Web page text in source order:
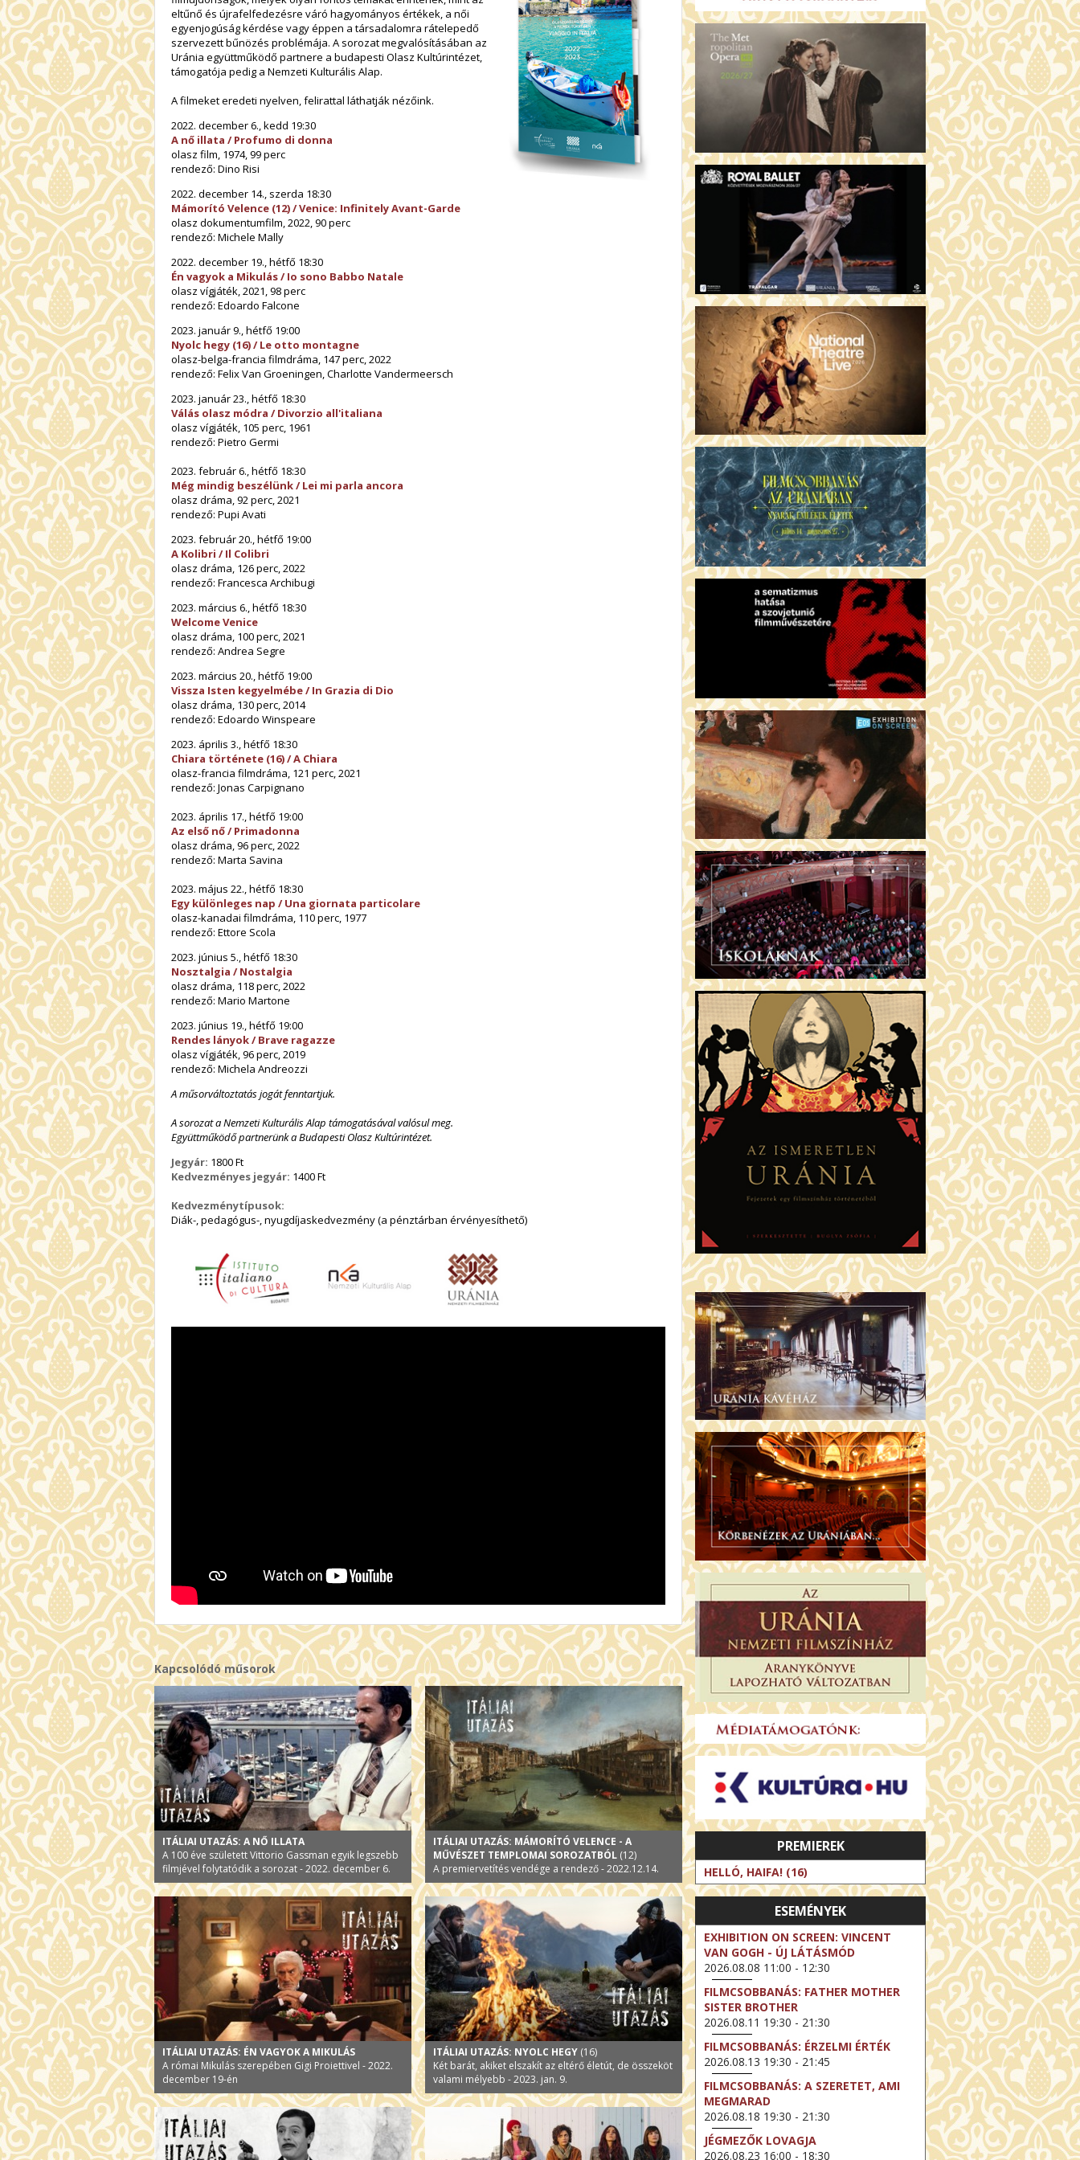
eltűnő és újrafelfedezésre váró hagyományos értékek, a női
egyenjogúság kérdése vagy éppen a társadalomra rátelepedő
szervezett bűnözés problémája. A sorozat megvalósításában az
Uránia együttműködő partnere a budapesti Olasz Kultúrintézet,
támogatója pedig a Nemzeti Kulturális Alap.
A filmeket eredeti nyelven, felirattal láthatják nézőink.
2022. december 6., kedd 19:30
A nő illata / Profumo di donna
olasz film, 1974, 99 perc
rendező: Dino Risi
2022. december 14., szerda 18:30
Mámorító Velence (12) / Venice: Infinitely Avant-Garde
olasz dokumentumfilm, 2022, 90 perc
rendező: Michele Mally
2022. december 19., hétfő 18:30
Én vagyok a Mikulás / Io sono Babbo Natale
olasz vígjáték, 2021, 98 perc
rendező: Edoardo Falcone
2023. január 9., hétfő 19:00
Nyolc hegy (16) / Le otto montagne
olasz-belga-francia filmdráma, 147 perc, 2022
rendező: Felix Van Groeningen, Charlotte Vandermeersch
2023. január 23., hétfő 18:30
Válás olasz módra / Divorzio all'italiana
olasz vígjáték, 105 perc, 1961
rendező: Pietro Germi
2023. február 6., hétfő 18:30
Még mindig beszélünk/ Lei mi parla ancora
olasz dráma, 92 perc, 2021
rendező: Pupi Avati
2023. február 20., hétfő 19:00
A Kolibri / Il Colibri
olasz dráma, 126 perc, 2022
rendező: Francesca Archibugi
2023. március 6., hétfő 18:30
Welcome Venice
olasz dráma, 100 perc, 2021
rendező: Andrea Segre
2023. március 20., hétfő 19:00
Vissza Isten kegyelmébe / In Grazia di Dio
olasz dráma, 130 perc, 2014
rendező: Edoardo Winspeare
2023. április 3., hétfő 18:30
Chiara története (16) / A Chiara
olasz-francia filmdráma, 121 perc, 2021
rendező: Jonas Carpignano
2023. április 17., hétfő 19:00
Az első nő / Primadonna
olasz dráma, 96 perc, 2022
rendező: Marta Savina
2023. május 22., hétfő 18:30
Egy különleges nap / Una giornata particolare
olasz-kanadai filmdráma, 110 perc, 1977
rendező: Ettore Scola
2023. június 5., hétfő 18:30
Nosztalgia / Nostalgia
olasz dráma, 118 perc, 2022
rendező: Mario Martone
2023. június 19., hétfő 19:00
Rendes lányok / Brave ragazze
olasz vígjáték, 96 perc, 2019
rendező: Michela Andreozzi
A műsorváltoztatás jogát fenntartjuk.
A sorozat a Nemzeti Kulturális Alap támogatásával valósul meg.
Együttműködő partnerünk a Budapesti Olasz Kultúrintézet.
Jegyár: 1800 Ft
Kedvezményes jegyár: 1400 Ft
Kedvezménytípusok:
Diák-, pedagógus-, nyugdíjaskedvezmény (a pénztárban érvényesíthető)
Kapcsolódó műsorok
ITÁLIAI UTAZÁS: A NŐ ILLATA
A 100 éve született Vittorio Gassman egyik legszebb
filmjével folytatódik a sorozat - 2022. december 6.
ITÁLIAI UTAZÁS: MÁMORÍTÓ VELENCE - A
MŰVÉSZET TEMPLOMAI SOROZATBÓL (12)
A premiervetítés vendége a rendező - 2022.12.14.
ITÁLIAI UTAZÁS: ÉN VAGYOK A MIKULÁS
A római Mikulás szerepében Gigi Proiettivel - 2022.
december 19-én
ITÁLIAI UTAZÁS: NYOLC HEGY (16)
Két barát, akiket elszakít az eltérő életút, de összeköt
valami mélyebb - 2023. jan. 9.
PREMIEREK
HELLÓ, HAIFA! (16)
ESEMÉNYEK
EXHIBITION ON SCREEN: VINCENT
VAN GOGH - ÚJ LÁTÁSMÓD
2026.08.08 11:00 - 12:30
FILMCSOBBANÁS: FATHER MOTHER
SISTER BROTHER
2026.08.11 19:30 - 21:30
FILMCSOBBANÁS: ÉRZELMI ÉRTÉK
2026.08.13 19:30 - 21:45
FILMCSOBBANÁS: A SZERETET, AMI
MEGMARAD
2026.08.18 19:30 - 21:30
JÉGMEZŐK LOVAGJA
2026.08.23 16:00 - 18:30